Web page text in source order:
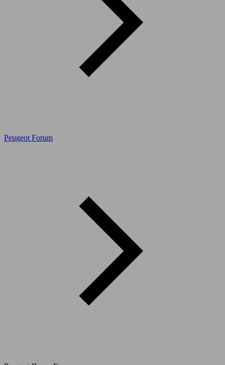
Peugeot Forum